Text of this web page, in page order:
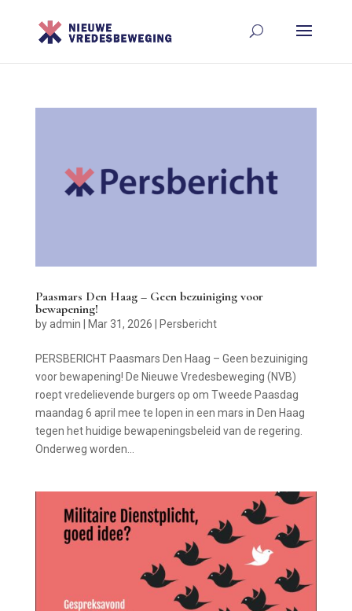
Paasmars Den Haag – Geen bezuiniging voor
bewapening!
byadmin | Mar 31, 2026 | Persbericht
PERSBERICHT Paasmars Den Haag – Geen bezuiniging
voor bewapening! De Nieuwe Vredesbeweging (NVB)
roept vredelievende burgers op om Tweede Paasdag
maandag 6 april mee te lopen in een mars in Den Haag
tegen het huidige bewapeningsbeleid van de regering.
Onderweg worden...